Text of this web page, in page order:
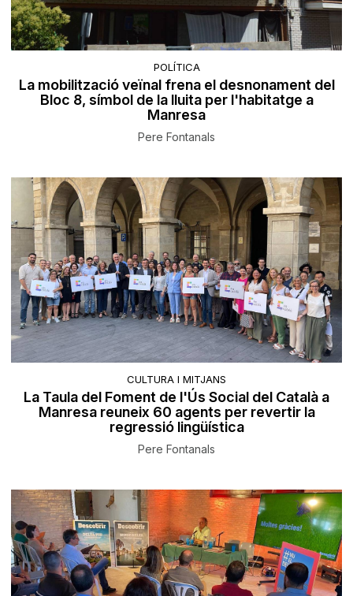
POLÍTICA
La mobilització veïnal frena el desnonament del
Bloc 8, símbol de la lluita per l'habitatge a
Manresa
Pere Fontanals
CULTURA I MITJANS
La Taula del Foment de l'Ús Social del Català a
Manresa reuneix 60 agents per revertir la
regressió lingüística
Pere Fontanals